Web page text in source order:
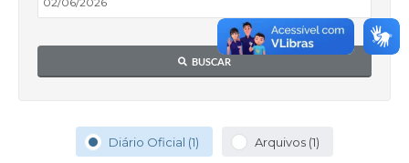
BUSCAR
Diário Oficial (1) Arquivos (1)